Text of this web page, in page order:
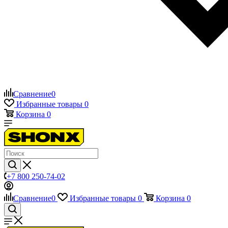
Сравнение0
Избранные товары 0
Корзина 0
+7 800 250-74-02
Сравнение0 Избранные товары 0 Корзина 0